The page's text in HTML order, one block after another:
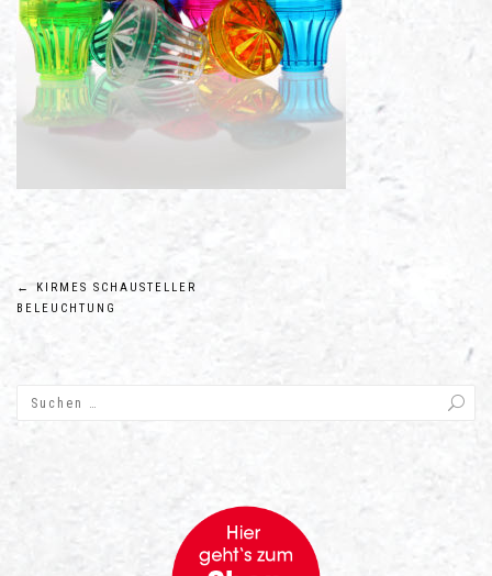
Beitragsnavigation
← KIRMES SCHAUSTELLER
BELEUCHTUNG